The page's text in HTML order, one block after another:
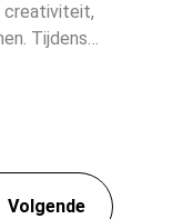
creativiteit,
Tijdens
Volgende